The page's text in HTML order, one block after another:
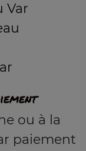
Var
ou à la
paiement